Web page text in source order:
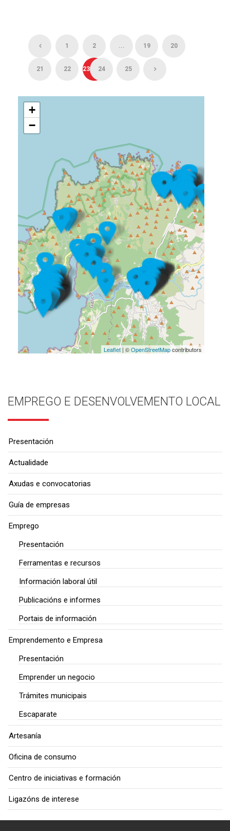
1 2 ... 19 20
21 22 23 24 25
+
−
Leaflet| ©OpenStreetMapcontributors
EMPREGO E DESENVOLVEMENTO LOCAL
Presentación
Actualidade
Axudas e convocatorias
Guía de empresas
Emprego
Presentación
Ferramentas e recursos
Información laboral útil
Publicacións e informes
Portais de información
Emprendemento e Empresa
Presentación
Emprender un negocio
Trámites municipais
Escaparate
Artesanía
Oficina de consumo
Centro de iniciativas e formación
Ligazóns de interese